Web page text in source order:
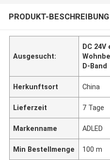
PRODUKT-BESCHREIBUNG
Ausgesucht:
DC
D-Band
Herkunftsort China
Lieferzeit 7 Tage
Markenname ADLED
Min Bestellmenge 100 m